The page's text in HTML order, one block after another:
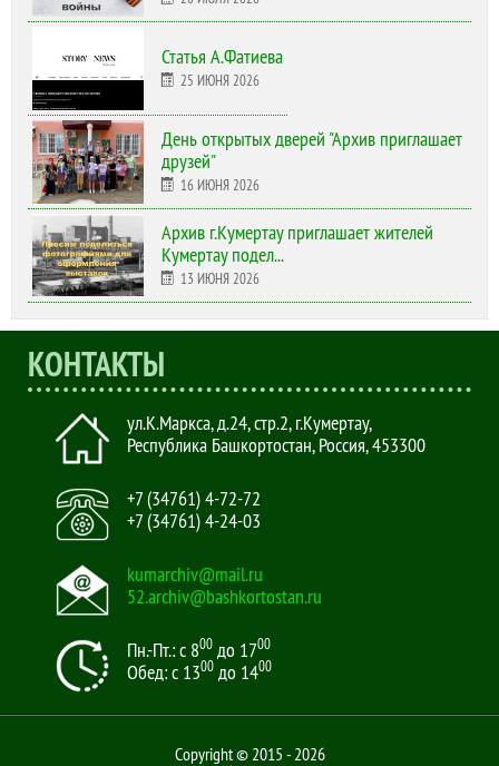
Статья А.Фатиева
25 ИЮНЯ 2026
День открытых дверей "Архив приглашает
друзей"
16 ИЮНЯ 2026
Архив г.Кумертау приглашает жителей
Кумертау подел...
13 ИЮНЯ 2026
КОНТАКТЫ
ул.К.Маркса, д.24, стр.2,г.Кумертау,
Республика Башкортостан, Россия,453300
+7 (34761) 4-72-72
+7 (34761) 4-24-03
kumarchiv@mail.ru
52.archiv@bashkortostan.ru
Пн.-Пт.: с 800 до 1700
Обед: с 1300 до 1400
Copyright © 2015 - 2026